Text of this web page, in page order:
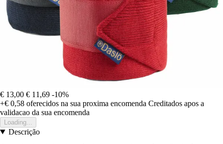
€ 13,00 € 11,69 -10%
+€ 0,58 oferecidos na sua proxima encomenda Creditados apos a
validacao da sua encomenda
Loading...
Descrição